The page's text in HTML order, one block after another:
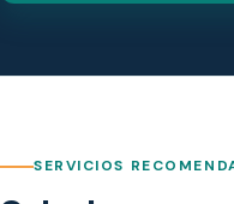
SERVICIOS